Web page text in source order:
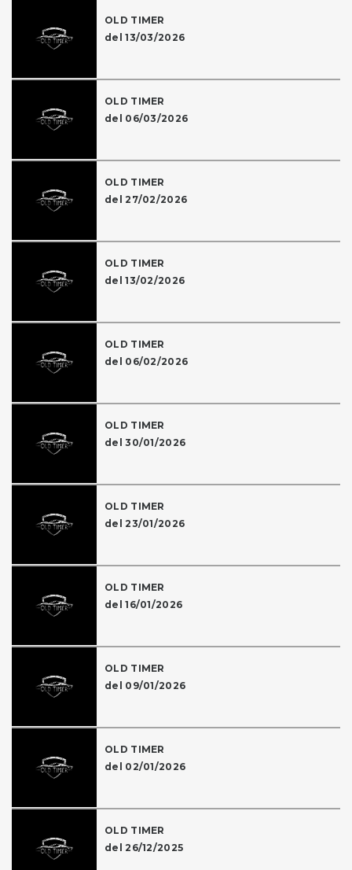
OLD TIMER
del 13/03/2026
OLD TIMER
del 06/03/2026
OLD TIMER
del 27/02/2026
OLD TIMER
del 13/02/2026
OLD TIMER
del 06/02/2026
OLD TIMER
del 30/01/2026
OLD TIMER
del 23/01/2026
OLD TIMER
del 16/01/2026
OLD TIMER
del 09/01/2026
OLD TIMER
del 02/01/2026
OLD TIMER
del 26/12/2025